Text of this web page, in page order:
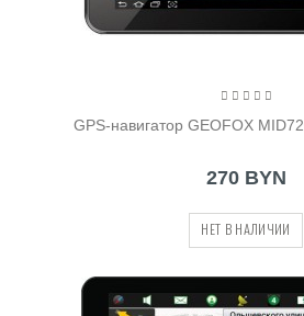
GPS-навигатор GEOFOX
270 BYN
НЕТ В НАЛИЧИИ